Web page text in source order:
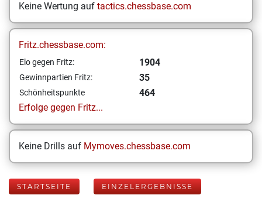
Keine Wertung auf tactics.chessbase.com
Fritz.chessbase.com:
Elo gegen Fritz: 1904
Gewinnpartien Fritz: 35
Schönheitspunkte
464
Erfolge gegen Fritz...
Keine Drills auf Mymoves.chessbase.com
STARTSEITE EINZELERGEBNISSE